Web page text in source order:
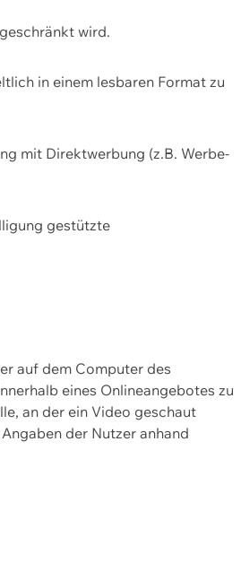
wird.
in einem lesbaren Format zu
mit Direktwerbung (z.B. Werbe-
gestützte
auf dem Computer des
eines Onlineangebotes zu
an der ein Video geschaut
der Nutzer anhand